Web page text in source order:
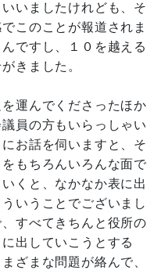
いましたけれども、そ
このことが報道されま
ですし、１０を越える
きました。
運んでくださったほか
員の方もいらっしゃい
お話を伺いますと、そ
もちろんいろんな面で
くと、なかなか表に出
いうことでございまし
すべてきちんと役所の
出していこうとする
ざまな問題が絡んで、